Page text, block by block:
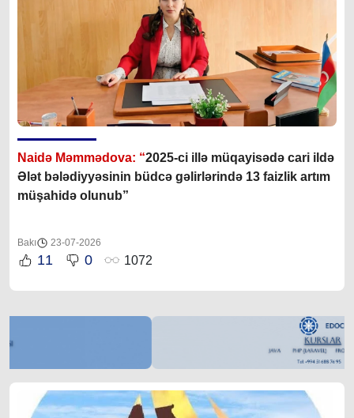
Naidə Məmmədova: “2025-ci illə müqayisədə cari ildə
Ələt bələdiyyəsinin büdcə gəlirlərində 13 faizlik artım
müşahidə olunub”
Bakı 23-07-2026
11 0 1072